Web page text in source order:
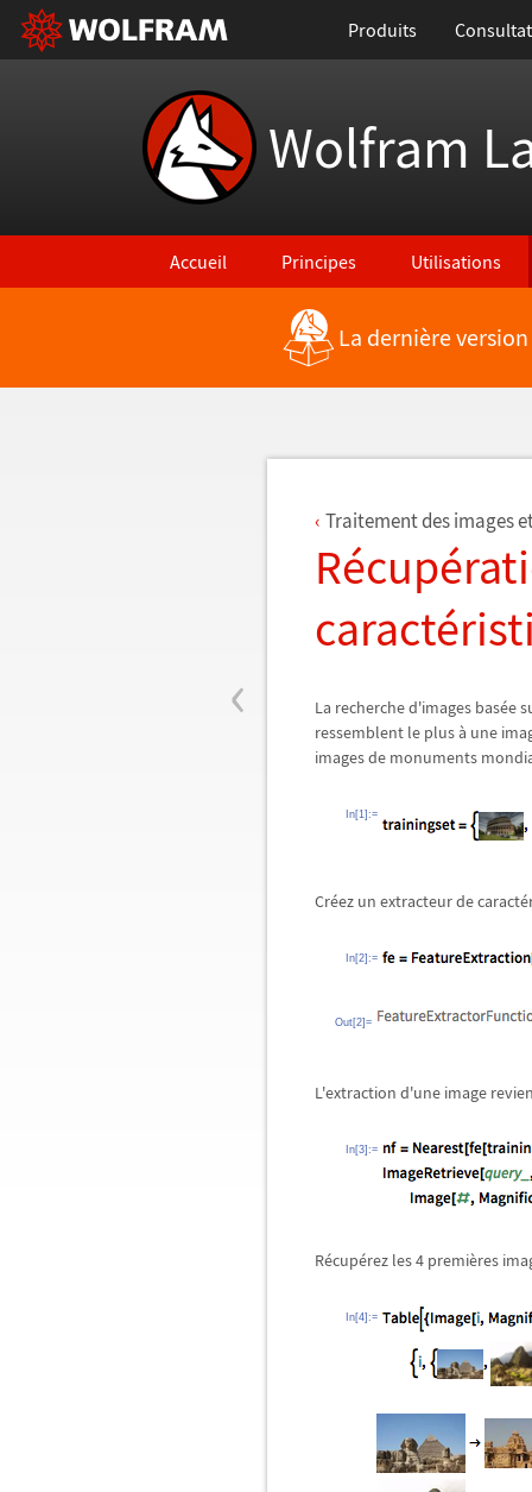
Produits
Wolfram
Accueil Principes Utilisations
Retour vers les nouvelles fonctionnalités
La dernière
‹
Traitement des images
La recherche d'images basée
ressemblent le plus à une
images de monuments
In[1]:=
Créez un extracteur de
In[2]:=
Out[2]=
L'extraction d'une image
In[3]:=
Récupérez les 4 premières
In[4]:=